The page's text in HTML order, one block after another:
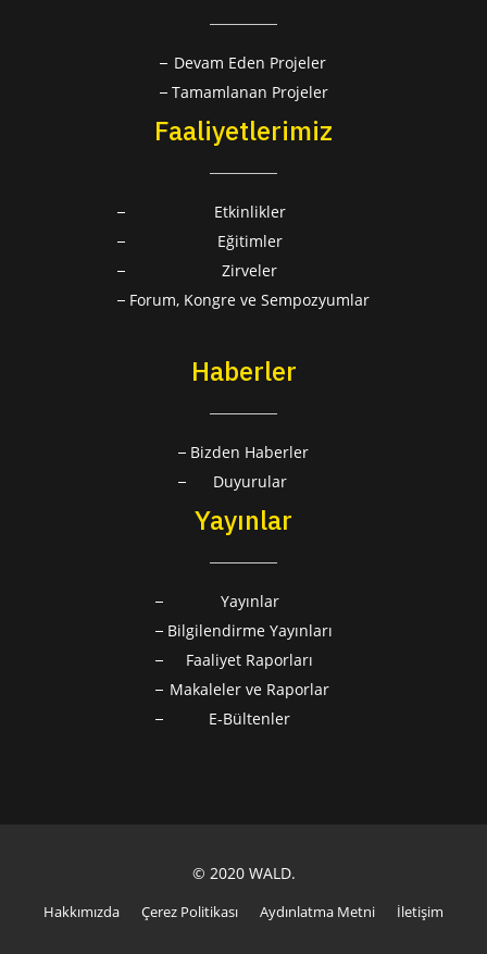
Devam Eden Projeler
Tamamlanan Projeler
Faaliyetlerimiz
Etkinlikler
Eğitimler
Zirveler
Forum, Kongre ve Sempozyumlar
Haberler
Bizden Haberler
Duyurular
Yayınlar
Yayınlar
Bilgilendirme Yayınları
Faaliyet Raporları
Makaleler ve Raporlar
E-Bültenler
© 2020 WALD.
Hakkımızda Çerez Politikası Aydınlatma Metni İletişim